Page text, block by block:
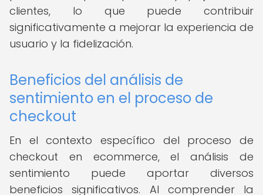
clientes, lo que puede contribuir
significativamente a mejorar la experiencia de
usuario y la fidelización.
Beneficios del análisis de
sentimiento en el proceso de
checkout
En el contexto específico del proceso de
checkout en ecommerce, el análisis de
sentimiento puede aportar diversos
beneficios significativos. Al comprender la